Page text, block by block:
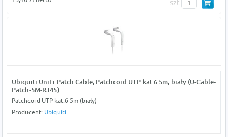
szt
Ubiquiti UniFi Patch Cable, Patchcord UTP kat.6 5m, biały (U-Cable-
Patch-5M-RJ45)
Patchcord UTP kat.6 5m (biały)
Producent: Ubiquiti